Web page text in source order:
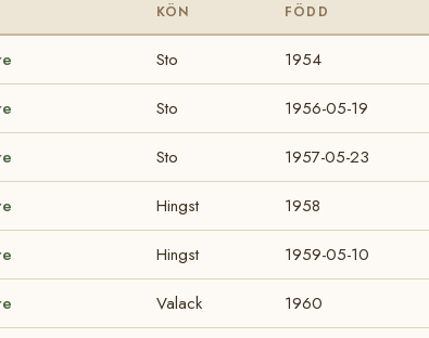
KÖN FÖDD
Sto 1954
Sto 1956-05-19
Sto 1957-05-23
Hingst 1958
Hingst 1959-05-10
Valack 1960